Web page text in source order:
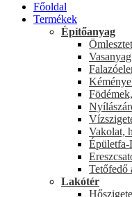
Főoldal
Termékek
Építőanyag
Vasanyag
Vakolat,
Épületfa-
Tetőfedő
Lakótér